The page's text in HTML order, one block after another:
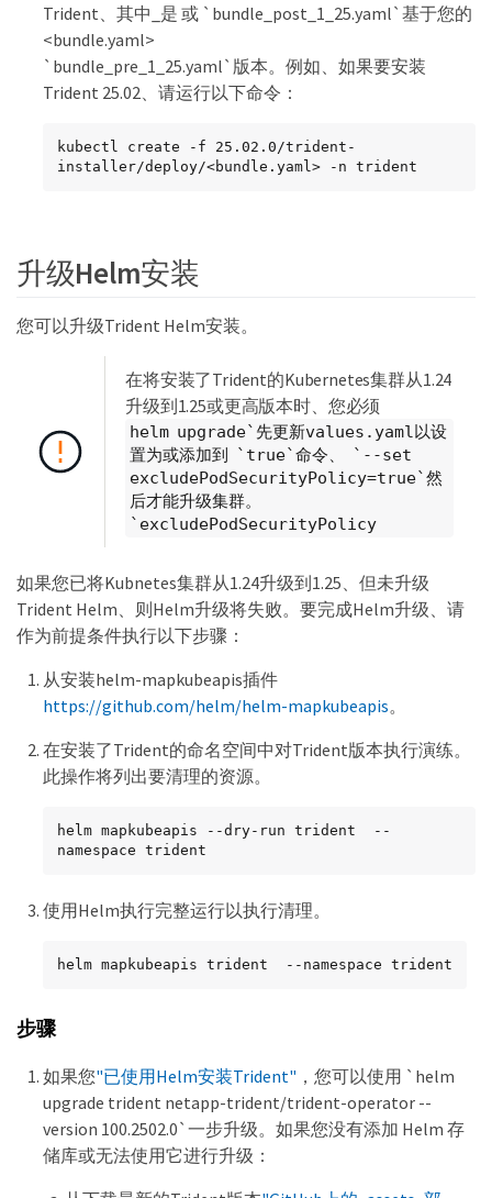
Trident、其中_是 或 `bundle_post_1_25.yaml`基于您的
<bundle.yaml>
`bundle_pre_1_25.yaml`版本。例如、如果要安装
Trident 25.02、请运行以下命令：
kubectl create -f 25.02.0/trident-
installer/deploy/<bundle.yaml> -n trident
升级Helm安装
您可以升级Trident Helm安装。
在将安装了Trident的Kubernetes集群从1.24
升级到1.25或更高版本时、您必须
helm upgrade`先更新values.yaml以设
置为或添加到 `true`命令、 `--set
excludePodSecurityPolicy=true`然
后才能升级集群。
`excludePodSecurityPolicy
如果您已将Kubnetes集群从1.24升级到1.25、但未升级
Trident Helm、则Helm升级将失败。要完成Helm升级、请
作为前提条件执行以下步骤：
从安装helm-mapkubeapis插件
https://github.com/helm/helm-mapkubeapis。
在安装了Trident的命名空间中对Trident版本执行演练。
此操作将列出要清理的资源。
helm mapkubeapis --dry-run trident  --
namespace trident
使用Helm执行完整运行以执行清理。
helm mapkubeapis trident  --namespace trident
步骤
如果您"已使用Helm安装Trident" ，您可以使用 `helm
upgrade trident netapp-trident/trident-operator --
version 100.2502.0`一步升级。如果您没有添加 Helm 存
储库或无法使用它进行升级：